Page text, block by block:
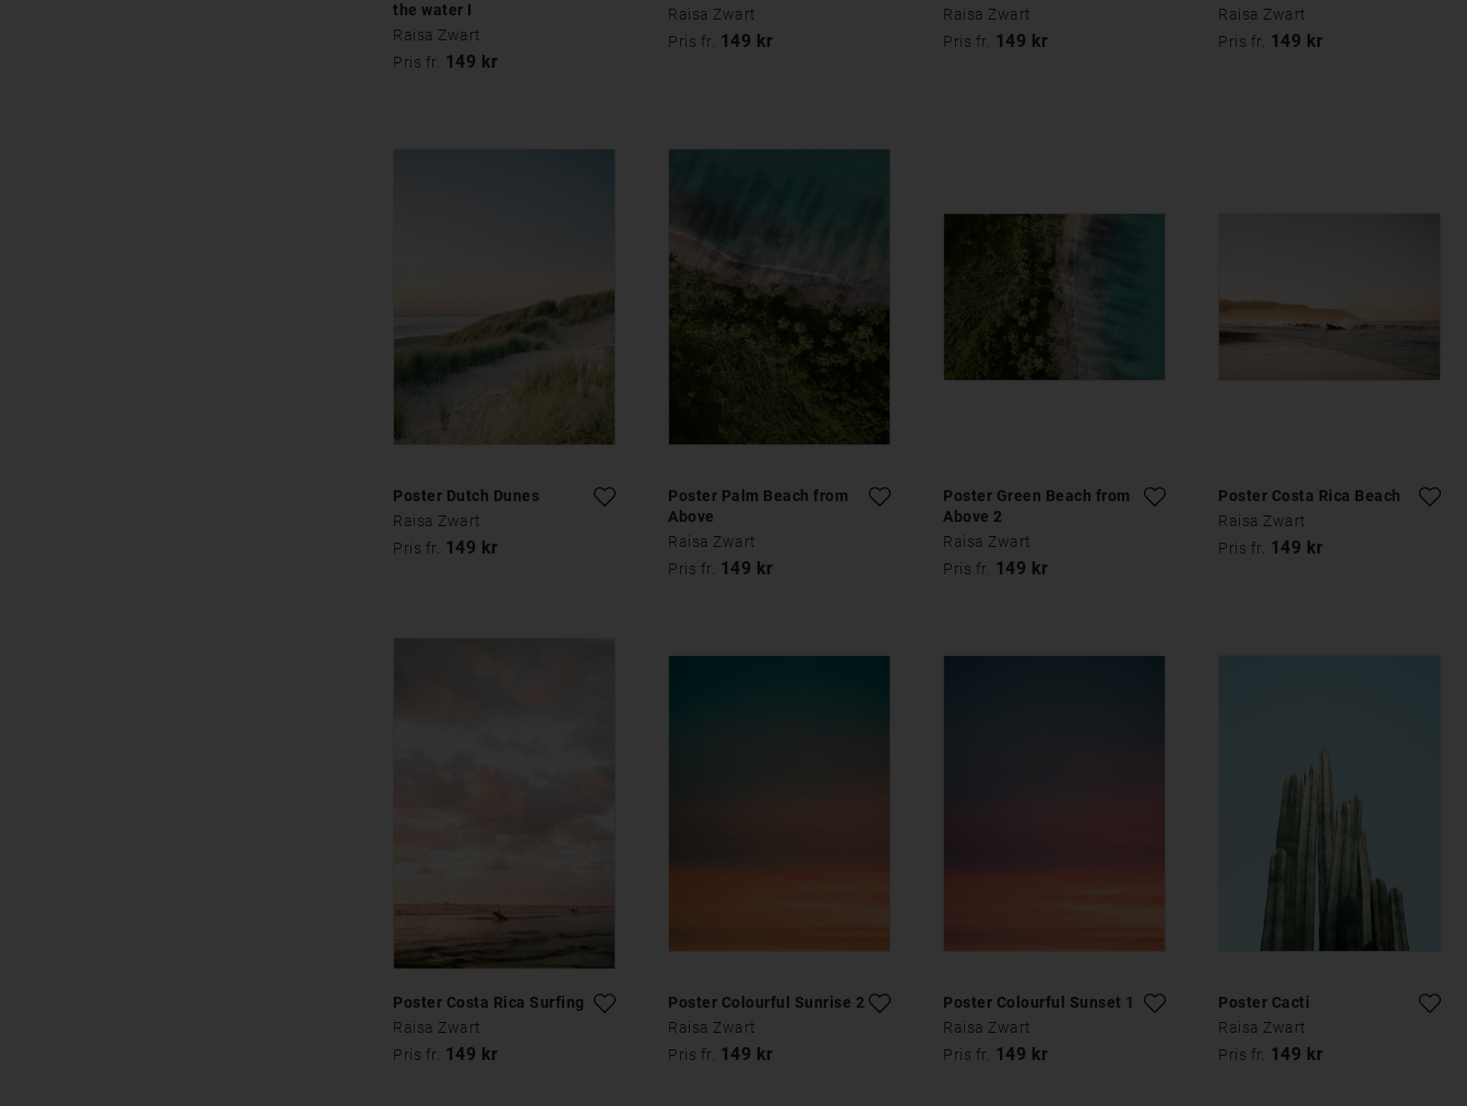
the water I
Raisa Zwart
Pris fr. 149 kr
Raisa Zwart
Pris fr. 149 kr
Raisa Zwart
Pris fr. 149 kr
Raisa Zwart
Pris fr. 149 kr
Poster Dutch Dunes
Raisa Zwart
Pris fr. 149 kr
Poster Palm Beach from
Above
Raisa Zwart
Pris fr. 149 kr
Poster Green Beach from
Above 2
Raisa Zwart
Pris fr. 149 kr
Poster Costa Rica Beach
Raisa Zwart
Pris fr. 149 kr
Poster Costa Rica Surfing
Raisa Zwart
Pris fr. 149 kr
Poster Colourful Sunrise 2
Raisa Zwart
Pris fr. 149 kr
Poster Colourful Sunset 1
Raisa Zwart
Pris fr. 149 kr
Poster Cacti
Raisa Zwart
Pris fr. 149 kr